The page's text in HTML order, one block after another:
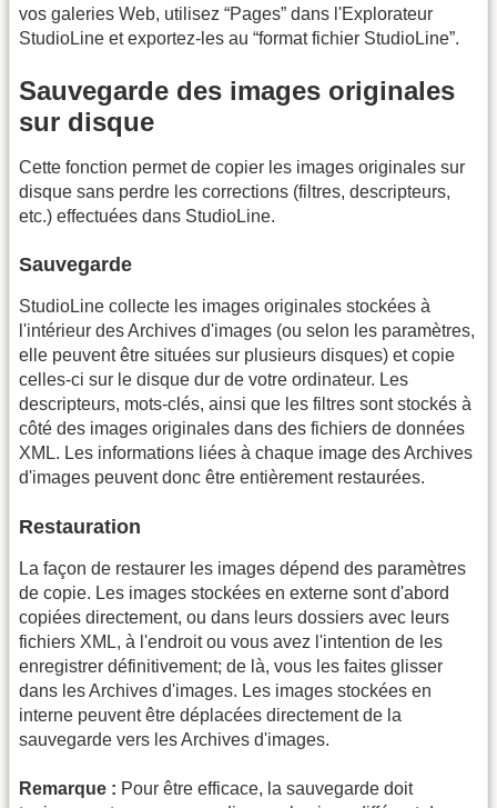
vos galeries Web, utilisez “Pages” dans l'Explorateur
StudioLine et exportez-les au “format fichier StudioLine”.
Sauvegarde des images originales
sur disque
Cette fonction permet de copier les images originales sur
disque sans perdre les corrections (filtres, descripteurs,
etc.) effectuées dans StudioLine.
Sauvegarde
StudioLine collecte les images originales stockées à
l'intérieur des Archives d'images (ou selon les paramètres,
elle peuvent être situées sur plusieurs disques) et copie
celles-ci sur le disque dur de votre ordinateur. Les
descripteurs, mots-clés, ainsi que les filtres sont stockés à
côté des images originales dans des fichiers de données
XML. Les informations liées à chaque image des Archives
d'images peuvent donc être entièrement restaurées.
Restauration
La façon de restaurer les images dépend des paramètres
de copie. Les images stockées en externe sont d'abord
copiées directement, ou dans leurs dossiers avec leurs
fichiers XML, à l'endroit ou vous avez l'intention de les
enregistrer définitivement; de là, vous les faites glisser
dans les Archives d'images. Les images stockées en
interne peuvent être déplacées directement de la
sauvegarde vers les Archives d'images.
Remarque : Pour être efficace, la sauvegarde doit